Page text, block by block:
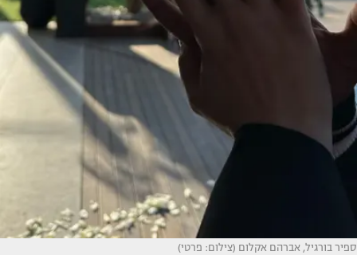
ספיר בורגיל, אברהם אקלום (צילום: פרטי)